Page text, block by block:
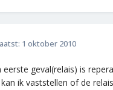
1 oktober 2010
eerste geval(relais) is
ik vaststellen of de